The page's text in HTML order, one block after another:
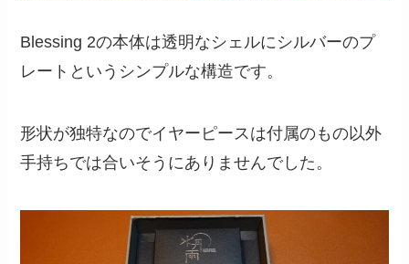
Blessing 2の本体は透明なシェルにシルバーのプ
レートというシンプルな構造です。
形状が独特なのでイヤーピースは付属のもの以外
手持ちでは合いそうにありませんでした。